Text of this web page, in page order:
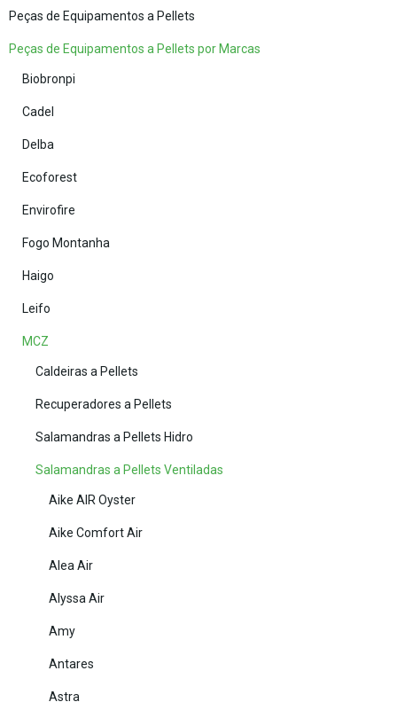
Peças de Equipamentos a Pellets
Peças de Equipamentos a Pellets por Marcas
Biobronpi
Cadel
Delba
Ecoforest
Envirofire
Fogo Montanha
Haigo
Leifo
MCZ
Caldeiras a Pellets
Recuperadores a Pellets
Salamandras a Pellets Hidro
Salamandras a Pellets Ventiladas
Aike AIR Oyster
Aike Comfort Air
Alea Air
Alyssa Air
Amy
Antares
Astra